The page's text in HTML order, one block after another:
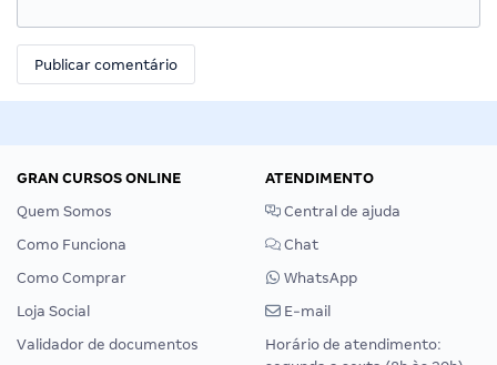
GRAN CURSOS ONLINE
Quem Somos
Como Funciona
Como Comprar
Loja Social
Validador de documentos
ATENDIMENTO
Central de ajuda
Chat
WhatsApp
E-mail
Horário de atendimento: